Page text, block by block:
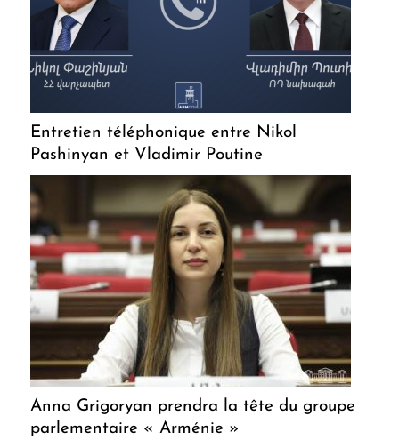
Entretien téléphonique entre Nikol
Pashinyan et Vladimir Poutine
Anna Grigoryan prendra la tête du groupe
parlementaire « Arménie »